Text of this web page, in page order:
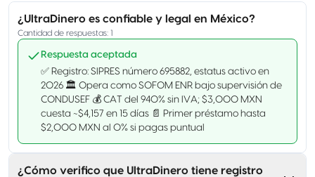
¿UltraDinero es confiable y legal en México?
Cantidad de respuestas: 1
Respuesta aceptada
✅ Registro: SIPRES número 695882, estatus activo en
2026 🏛️ Opera como SOFOM ENR bajo supervisión de
CONDUSEF 💰 CAT del 940% sin IVA; $3,000 MXN
cuesta ~$4,157 en 15 días 📄 Primer préstamo hasta
$2,000 MXN al 0% si pagas puntual
¿Cómo verifico que UltraDinero tiene registro